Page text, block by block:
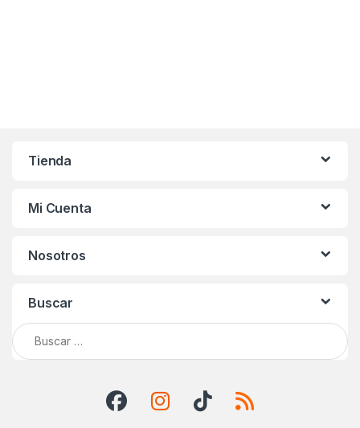
Tienda
Mi Cuenta
Nosotros
Buscar
Buscar: